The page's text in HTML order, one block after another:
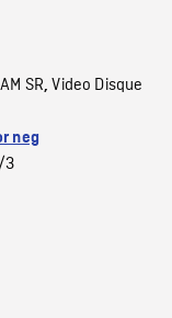
SR,Video Disque
neg
3